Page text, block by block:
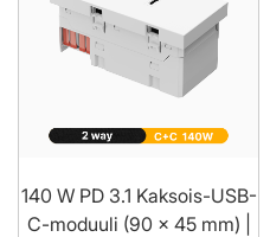
140 W PD 3.1 Kaksois-USB-
C-moduuli (90 x 45 mm) |